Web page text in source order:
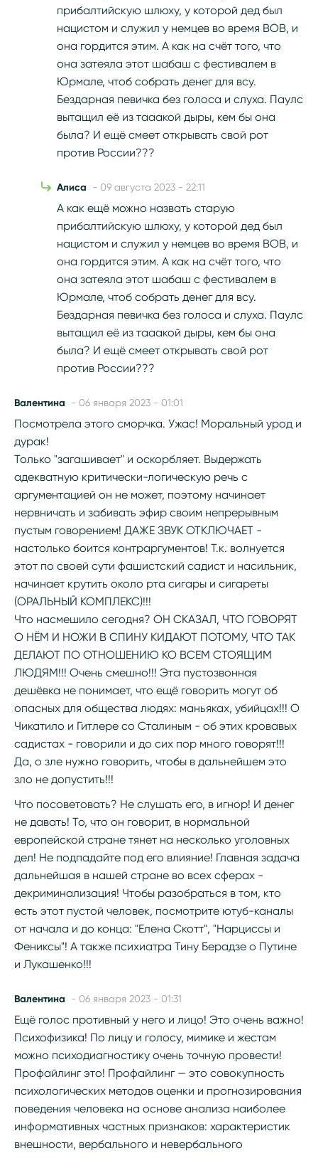
прибалтийскую шлюху, у которой дед был
нацистом и служил у немцев во время ВОВ, и
она гордится этим. А как на счёт того, что
она затеяла этот шабаш с фестивалем в
Юрмале, чтоб собрать денег для всу.
Бездарная певичка без голоса и слуха. Паулс
вытащил её из тааакой дыры, кем бы она
была? И ещё смеет открывать свой рот
против России???
Алиса - 09 августа 2023 - 22:11
А как ещё можно назвать старую
прибалтийскую шлюху, у которой дед был
нацистом и служил у немцев во время ВОВ, и
она гордится этим. А как на счёт того, что
она затеяла этот шабаш с фестивалем в
Юрмале, чтоб собрать денег для всу.
Бездарная певичка без голоса и слуха. Паулс
вытащил её из тааакой дыры, кем бы она
была? И ещё смеет открывать свой рот
против России???
Валентина - 06 января 2023 - 01:01
Посмотрела этого сморчка. Ужас! Моральный урод и
дурак!
Только "загашивает" и оскорбляет. Выдержать
адекватную критически-логическую речь с
аргументацией он не может, поэтому начинает
нервничать и забивать эфир своим непрерывным
пустым говорением! ДАЖЕ ЗВУК ОТКЛЮЧАЕТ -
настолько боится контраргументов! Т.к. волнуется
этот по своей сути фашистский садист и насильник,
начинает крутить около рта сигары и сигареты
(ОРАЛЬНЫЙ КОМПЛЕКС)!!!
Что насмешило сегодня? ОН СКАЗАЛ, ЧТО ГОВОРЯТ
О НЁМ И НОЖИ В СПИНУ КИДАЮТ ПОТОМУ, ЧТО ТАК
ДЕЛАЮТ ПО ОТНОШЕНИЮ КО ВСЕМ СТОЯЩИМ
ЛЮДЯМ!!! Очень смешно!!! Эта пустозвонная
дешёвка не понимает, что ещё говорить могут об
опасных для общества людях: маньяках, убийцах!!! О
Чикатило и Гитлере со Сталиным - об этих кровавых
садистах - говорили и до сих пор много говорят!!!
Да, о зле нужно говорить, чтобы в дальнейшем это
зло не допустить!!!
Что посоветовать? Не слушать его, в игнор! И денег
не давать! То, что он говорит, в нормальной
европейской стране тянет на несколько уголовных
дел! Не подпадайте под его влияние! Главная задача
дальнейшая в нашей стране во всех сферах -
декриминализация! Чтобы разобраться в том, кто
есть этот пустой человек, посмотрите ютуб-каналы
от начала и до конца: "Елена Скотт", "Нарциссы и
Фениксы"! А также психиатра Тину Берадзе о Путине
и Лукашенко!!!
Валентина - 06 января 2023 - 01:31
Ещё голос противный у него и лицо! Это очень важно!
Психофизика! По лицу и голосу, мимике и жестам
можно психодиагностику очень точную провести!
Профайлинг это! Профайлинг — это совокупность
психологических методов оценки и прогнозирования
поведения человека на основе анализа наиболее
информативных частных признаков: характеристик
внешности, вербального и невербального